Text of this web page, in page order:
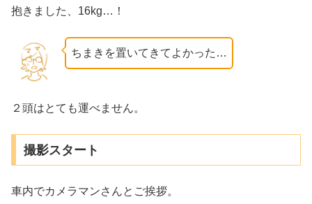
抱きました、16kg…！
ちまきを置いてきてよかった…
２頭はとても運べません。
撮影スタート
車内でカメラマンさんとご挨拶。